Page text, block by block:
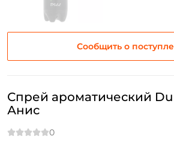
Сообщить о
Спрей ароматический
Анис